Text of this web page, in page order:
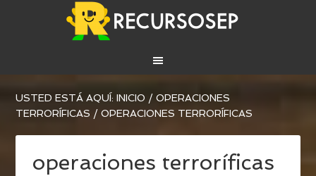
USTED ESTÁ AQUÍ:INICIO / OPERACIONES
TERRORÍFICAS / OPERACIONES TERRORÍFICAS
operaciones terroríficas